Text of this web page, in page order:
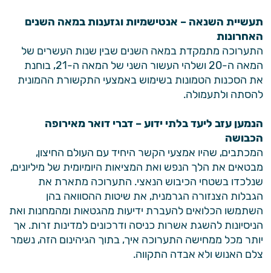
תעשיית השנאה – אנטישמיות וגזענות במאה השנים
האחרונות
התערוכה מתמקדת במאה השנים שבין שנות העשרים של
המאה ה-20 ושלהי העשור השני של המאה ה-21, בוחנת
את הסכנות הטמונות בשימוש באמצעי התקשורת ההמונית
להסתה ולתעמולה.
הנמען עזב ליעד בלתי ידוע – דברי דואר מאירופה
הכבושה
המכתבים, שהיו אמצעי הקשר היחיד עם העולם החיצון,
מבטאים את הלך הנפש ואת המציאות היומיומית של מיליונים,
שנלכדו בשטחי הכיבוש הנאצי. התערוכה מתארת את
הגבלות הצנזורה הגרמנית, את שיטות ההסוואה בהן
השתמשו הכלואים להעברת ידיעות מהגטאות ומהמחנות ואת
הניסיונות להשגת אשרות כניסה ודרכונים למדינות זרות. אך
יותר מכל ממחישה התערוכה איך, בתוך הגיהינום הזה, נשמר
צלם האנוש ולא אבדה התקווה.